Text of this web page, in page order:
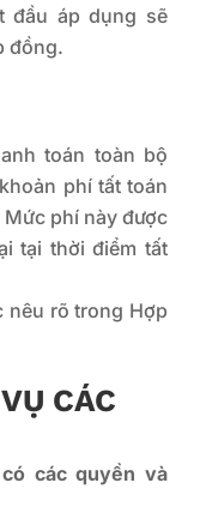
đầu áp dụng sẽ
đồng.
toán toàn bộ
phí tất toán
phí này được
tại thời điểm tất
nêu rõ trong Hợp
CÁC
các quyền và